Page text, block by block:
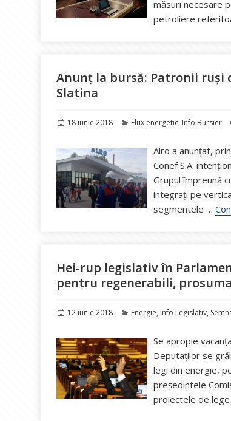
măsuri necesare
petroliere
Anunț la bursă: Patronii ruși
Slatina
Publicat
18 iunie 2018 Categorii
Flux energetic, Info Bursier
Alro a anunțat,
Conef S.A.
Grupul împreună
integrați pe
segmentele …
Hei-rup legislativ în
pentru regenerabili,
Publicat
12 iunie 2018 Categorii
Energie, Info Legislativ,
Se apropie
Deputaților se
legi din energie,
președintele
proiectele de